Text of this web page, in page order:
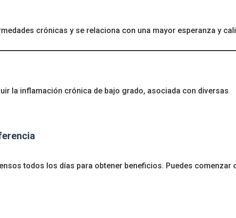
crónicas y se relaciona con una mayor esperanza y
la inflamación crónica de bajo grado, asociada con diversas
todos los días para obtener beneficios. Puedes comenzar